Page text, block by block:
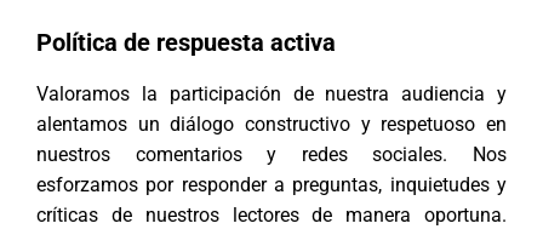
Política de respuesta activa
Valoramos la participación de nuestra audiencia y
alentamos un diálogo constructivo y respetuoso en
nuestros comentarios y redes sociales. Nos
esforzamos por responder a preguntas, inquietudes y
críticas de nuestros lectores de manera oportuna.